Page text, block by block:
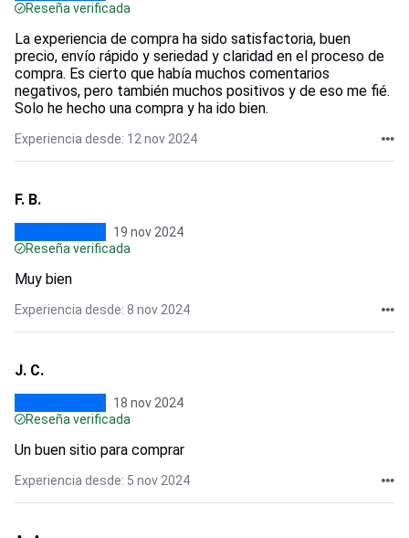
Reseña verificada
La experiencia de compra ha sido satisfactoria, buen
precio, envío rápido y seriedad y claridad en el proceso de
compra. Es cierto que había muchos comentarios
negativos, pero también muchos positivos y de eso me fié.
Solo he hecho una compra y ha ido bien.
Experiencia desde: 12 nov 2024
F. B.
19 nov 2024
Reseña verificada
Muy bien
Experiencia desde: 8 nov 2024
J. C.
18 nov 2024
Reseña verificada
Un buen sitio para comprar
Experiencia desde: 5 nov 2024